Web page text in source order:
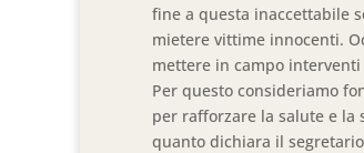
fine a questa inaccettabile
mietere vittime innocenti.
mettere in campo
Per questo consideriamo
per rafforzare la salute e la
quanto dichiara il